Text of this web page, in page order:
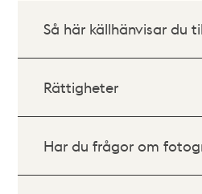
Så här källhänvisar du
Rättigheter
Har du frågor om